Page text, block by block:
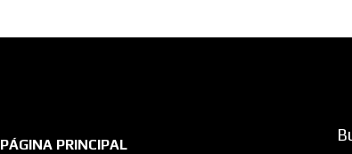
PÁGINA PRINCIPAL